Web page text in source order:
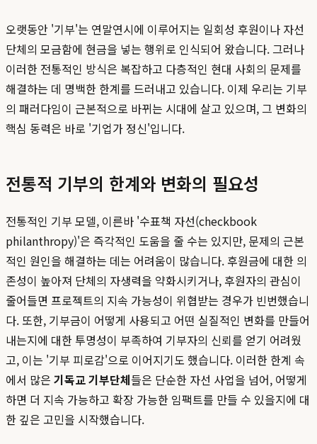
오랫동안 '기부'는 연말연시에 이루어지는 일회성 후원이나 자선
단체의 모금함에 현금을 넣는 행위로 인식되어 왔습니다. 그러나
이러한 전통적인 방식은 복잡하고 다층적인 현대 사회의 문제를
해결하는 데 명백한 한계를 드러내고 있습니다. 이제 우리는 기부
의 패러다임이 근본적으로 바뀌는 시대에 살고 있으며, 그 변화의
핵심 동력은 바로 '기업가 정신'입니다.
전통적 기부의 한계와 변화의 필요성
전통적인 기부 모델, 이른바 '수표책 자선(checkbook
philanthropy)'은 즉각적인 도움을 줄 수는 있지만, 문제의 근본
적인 원인을 해결하는 데는 어려움이 많습니다. 후원금에 대한 의
존성이 높아져 단체의 자생력을 약화시키거나, 후원자의 관심이
줄어들면 프로젝트의 지속 가능성이 위협받는 경우가 빈번했습니
다. 또한, 기부금이 어떻게 사용되고 어떤 실질적인 변화를 만들어
내는지에 대한 투명성이 부족하여 기부자의 신뢰를 얻기 어려웠
고, 이는 '기부 피로감'으로 이어지기도 했습니다. 이러한 한계 속
에서 많은 기독교 기부단체들은 단순한 자선 사업을 넘어, 어떻게
하면 더 지속 가능하고 확장 가능한 임팩트를 만들 수 있을지에 대
한 깊은 고민을 시작했습니다.